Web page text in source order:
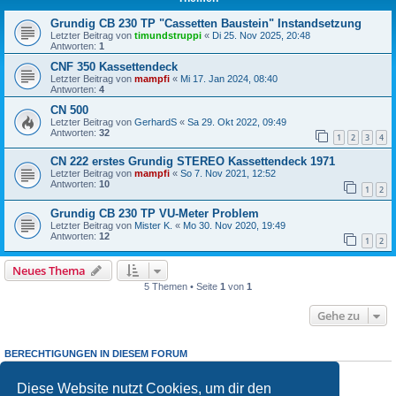
Diese Website nutzt Cookies, um dir den
Grundig CB 230 TP "Cassetten Baustein" Instandsetzung
Letzter Beitrag von timundstruppi « Di 25. Nov 2025, 20:48
Antworten: 1
CNF 350 Kassettendeck
Letzter Beitrag von mampfi « Mi 17. Jan 2024, 08:40
Antworten: 4
CN 500
Letzter Beitrag von GerhardS « Sa 29. Okt 2022, 09:49
Antworten: 32 1 2 3 4
CN 222 erstes Grundig STEREO Kassettendeck 1971
Letzter Beitrag von mampfi « So 7. Nov 2021, 12:52
Antworten: 10 1 2
Grundig CB 230 TP VU-Meter Problem
Letzter Beitrag von Mister K. « Mo 30. Nov 2020, 19:49
Antworten: 12 1 2
Neues Thema
5 Themen • Seite 1 von 1
Gehe zu
BERECHTIGUNGEN IN DIESEM FORUM
Du darfst keineAntworten zu Themen in diesem Forum erstellen.